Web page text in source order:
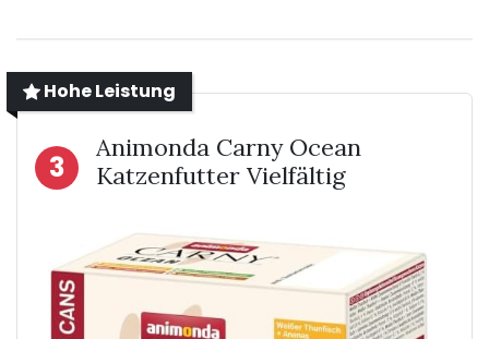
Hohe Leistung
3
Animonda Carny Ocean
Katzenfutter Vielfältig